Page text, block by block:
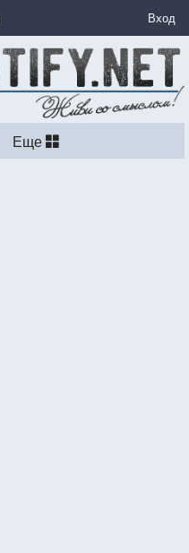
Вход
Еще